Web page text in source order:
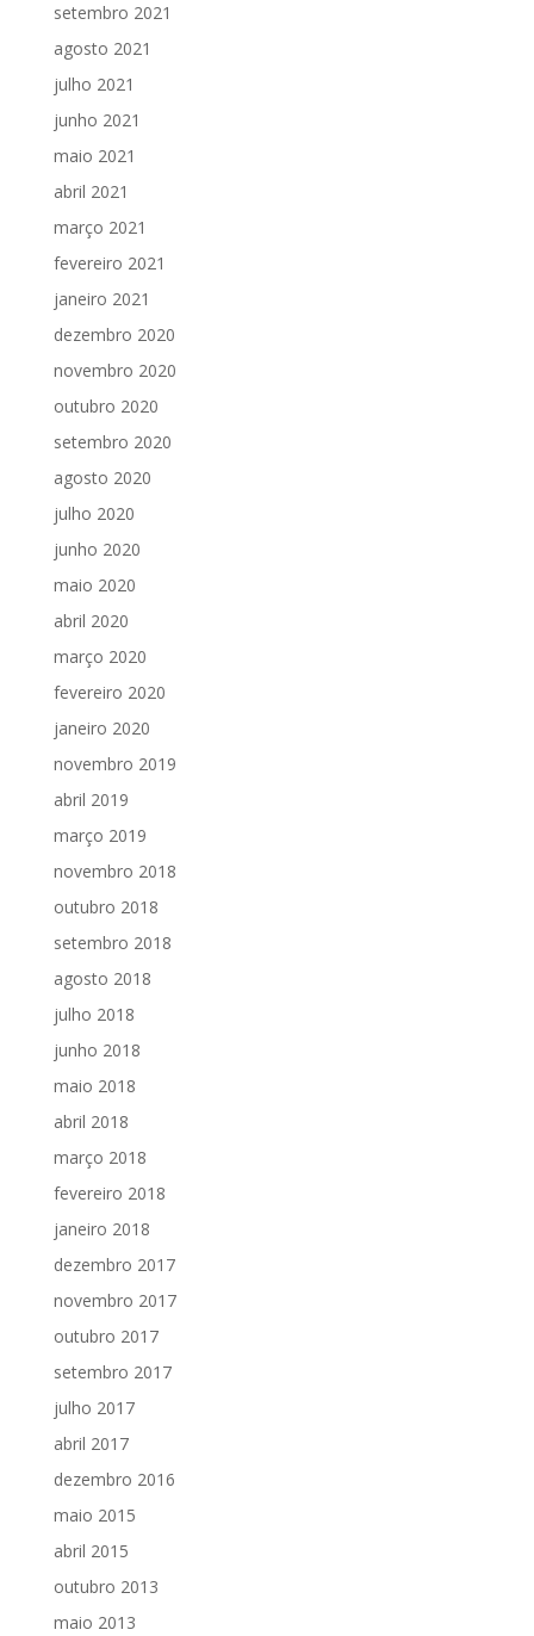
setembro 2021
agosto 2021
julho 2021
junho 2021
maio 2021
abril 2021
março 2021
fevereiro 2021
janeiro 2021
dezembro 2020
novembro 2020
outubro 2020
setembro 2020
agosto 2020
julho 2020
junho 2020
maio 2020
abril 2020
março 2020
fevereiro 2020
janeiro 2020
novembro 2019
abril 2019
março 2019
novembro 2018
outubro 2018
setembro 2018
agosto 2018
julho 2018
junho 2018
maio 2018
abril 2018
março 2018
fevereiro 2018
janeiro 2018
dezembro 2017
novembro 2017
outubro 2017
setembro 2017
julho 2017
abril 2017
dezembro 2016
maio 2015
abril 2015
outubro 2013
maio 2013